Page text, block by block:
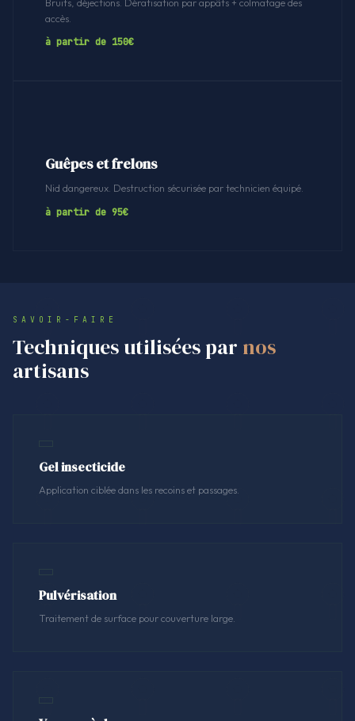
accès.
à partir de 150€
Guêpes et frelons
Nid dangereux. Destruction sécurisée par technicien équipé.
à partir de 95€
SAVOIR-FAIRE
Techniques utilisées par nos
artisans
Gel insecticide
Application ciblée dans les recoins et passages.
Pulvérisation
Traitement de surface pour couverture large.